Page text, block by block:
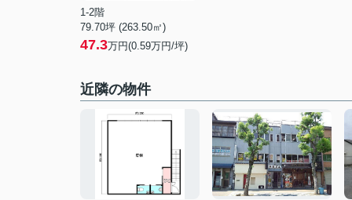
1-2階
79.70坪 (263.50㎡)
47.3万円(0.59万円/坪)
近隣の物件